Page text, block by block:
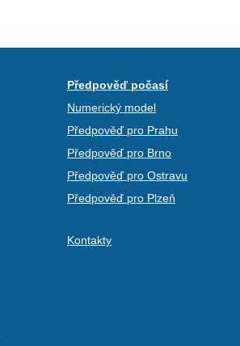
Předpověď počasí
Numerický model
Předpověď pro Prahu
Předpověď pro Brno
Předpověď pro Ostravu
Předpověď pro Plzeň
Kontakty